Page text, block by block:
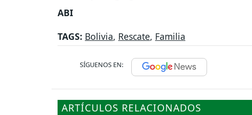
ABI
TAGS: Bolivia, Rescate, Familia
SÍGUENOS EN:
ARTÍCULOS RELACIONADOS